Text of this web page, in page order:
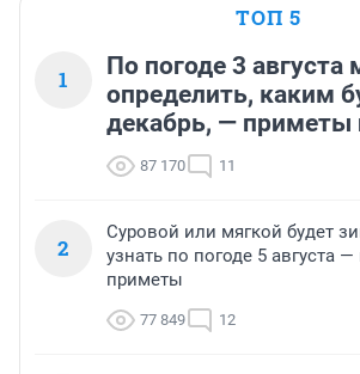
ТОП 5
1
По погоде 3
определить, каким
декабрь, — приметы
87 170 11
2
Суровой или мягкой будет
узнать по погоде 5 августа
приметы
77 849 12